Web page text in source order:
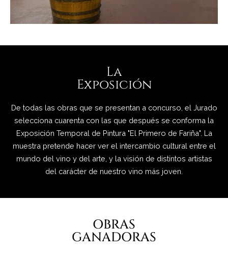
La
Exposición
De todas las obras que se presentan a concurso, el Jurado
selecciona cuarenta con las que después se conforma la
Exposición Temporal de Pintura "El Primero de Fariña". La
muestra pretende hacer ver el intercambio cultural entre el
mundo del vino y del arte, y la visión de distintos artistas
del carácter de nuestro vino más joven.
OBRAS
GANADORAS